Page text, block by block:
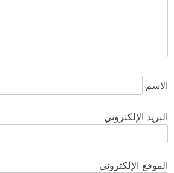
الاسم
البريد الإلكتروني
الموقع الإلكتروني